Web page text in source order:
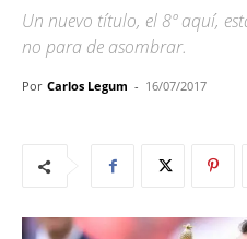
Un nuevo título, el 8º aquí,
no para de asombrar.
Por Carlos Legum - 16/07/2017